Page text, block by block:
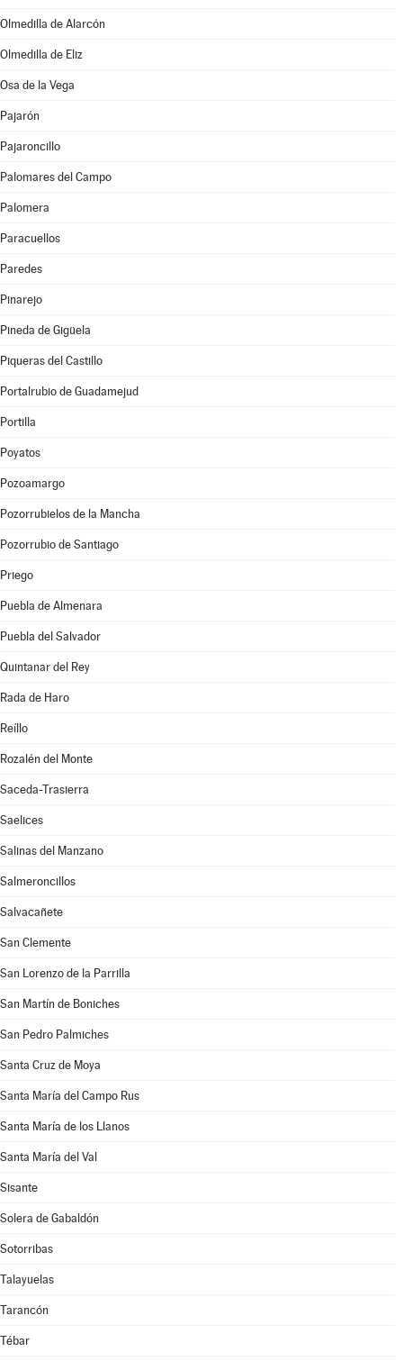
Olmedilla de Alarcón
Olmedilla de Eliz
Osa de la Vega
Pajarón
Pajaroncillo
Palomares del Campo
Palomera
Paracuellos
Paredes
Pinarejo
Pineda de Gigüela
Piqueras del Castillo
Portalrubio de Guadamejud
Portilla
Poyatos
Pozoamargo
Pozorrubielos de la Mancha
Pozorrubio de Santiago
Priego
Puebla de Almenara
Puebla del Salvador
Quintanar del Rey
Rada de Haro
Reíllo
Rozalén del Monte
Saceda-Trasierra
Saelices
Salinas del Manzano
Salmeroncillos
Salvacañete
San Clemente
San Lorenzo de la Parrilla
San Martín de Boniches
San Pedro Palmiches
Santa Cruz de Moya
Santa María del Campo Rus
Santa María de los Llanos
Santa María del Val
Sisante
Solera de Gabaldón
Sotorribas
Talayuelas
Tarancón
Tébar